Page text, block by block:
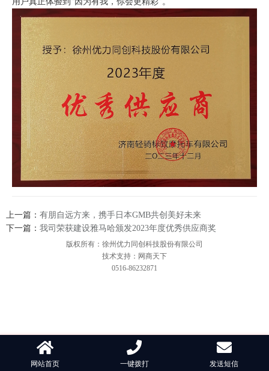
上一篇： 有朋自远方来，携手日本GMB共创美好未来
下一篇： 我司荣获建设雅马哈颁发2023年度优秀供应商奖
版权所有：徐州优力同创科技股份有限公司
技术支持：网商天下
0516-86232871
网站首页 一键拨打 发送短信